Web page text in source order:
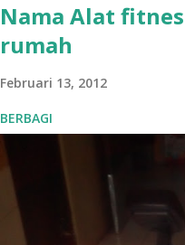
Nama Alat
rumah
Februari 13, 2012
BERBAGI